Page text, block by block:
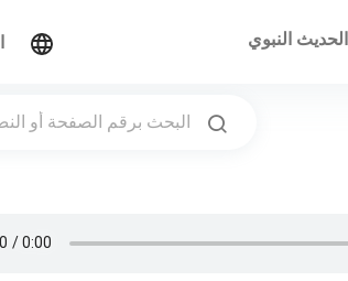
الحديث النبوي